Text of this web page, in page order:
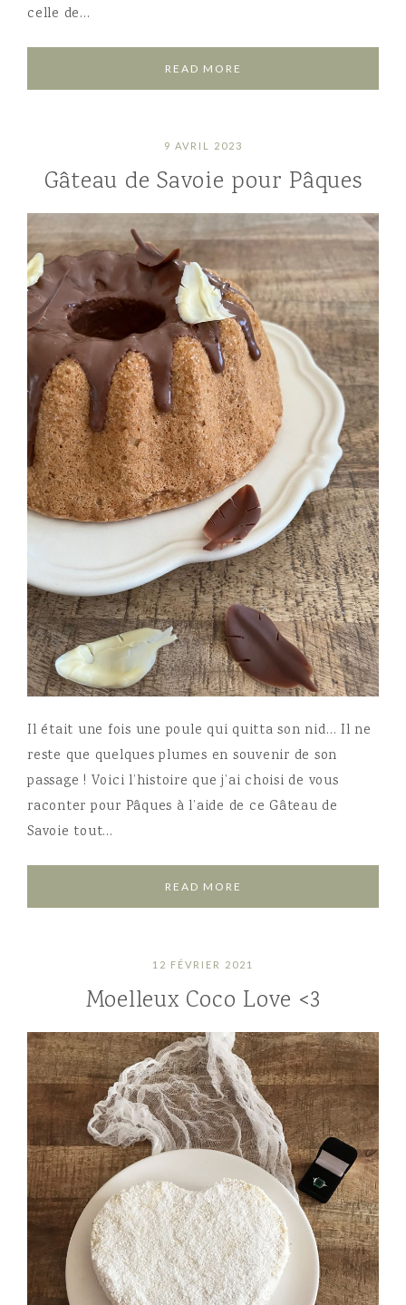
celle de…
READ MORE
9 AVRIL 2023
Gâteau de Savoie pour Pâques
Il était une fois une poule qui quitta son nid… Il ne
reste que quelques plumes en souvenir de son
passage ! Voici l’histoire que j’ai choisi de vous
raconter pour Pâques à l’aide de ce Gâteau de
Savoie tout…
READ MORE
12 FÉVRIER 2021
Moelleux Coco Love <3